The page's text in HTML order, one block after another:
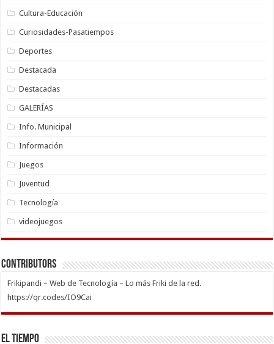
Cultura-Educación
Curiosidades-Pasatiempos
Deportes
Destacada
Destacadas
GALERÍAS
Info. Municipal
Información
Juegos
Juventud
Tecnología
videojuegos
Contributors
Frikipandi – Web de Tecnología – Lo más Friki de la red.
https://qr.codes/IO9Cai
El Tiempo